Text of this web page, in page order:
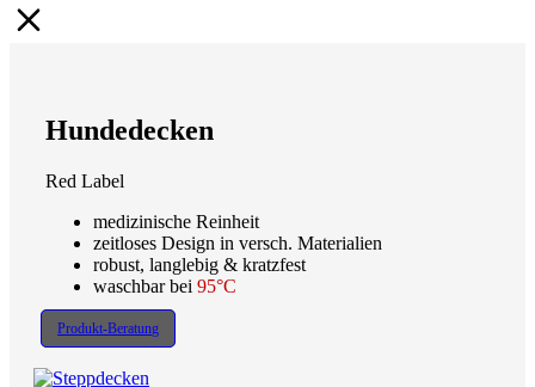
Hundedecken
Red Label
medizinische Reinheit
zeitloses Design in versch. Materialien
robust, langlebig & kratzfest
waschbar bei 95°C
Produkt-Beratung